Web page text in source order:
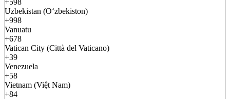
+598
Uzbekistan (Oʻzbekiston)
+998
Vanuatu
+678
Vatican City (Città del Vaticano)
+39
Venezuela
+58
Vietnam (Việt Nam)
+84